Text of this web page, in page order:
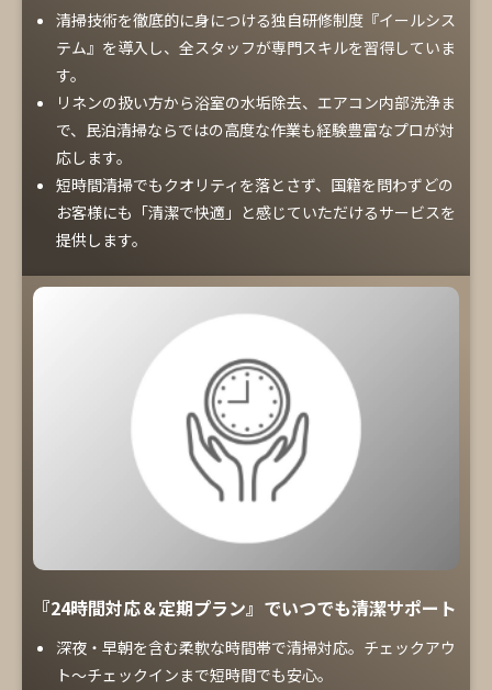
清掃技術を徹底的に身につける独自研修制度『イールシス
テム』を導入し、全スタッフが専門スキルを習得していま
す。
リネンの扱い方から浴室の水垢除去、エアコン内部洗浄ま
で、民泊清掃ならではの高度な作業も経験豊富なプロが対
応します。
短時間清掃でもクオリティを落とさず、国籍を問わずどの
お客様にも「清潔で快適」と感じていただけるサービスを
提供します。
『24時間対応＆定期プラン』でいつでも清潔サポート
深夜・早朝を含む柔軟な時間帯で清掃対応。チェックアウ
ト～チェックインまで短時間でも安心。